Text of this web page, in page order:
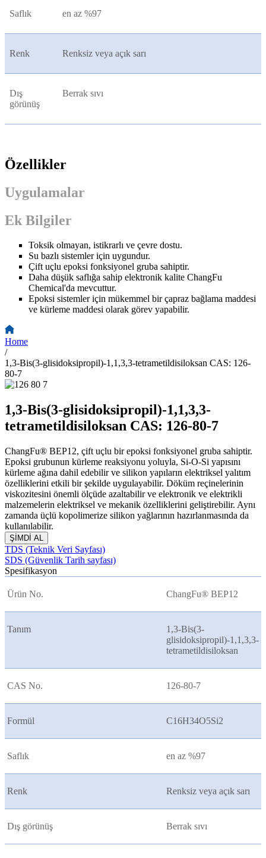
Saflık en az %97
Renk Renksiz veya açık sarı
Dış
görünüş
Berrak sıvı
Özellikler
Uygulamalar
Ek Bilgiler
Toksik olmayan, istikrarlı ve çevre dostu.
Su bazlı sistemler için uygundur.
Çift uçlu epoksi fonksiyonel gruba sahiptir.
Daha düşük saflığa sahip elektronik kalite ChangFu
Chemical'da mevcuttur.
Epoksi sistemler için mükemmel bir çapraz bağlama maddesi
ve kürleme maddesi olarak görev yapabilir.
Home
/
1,3-Bis(3-glisidoksipropil)-1,1,3,3-tetrametildisiloksan CAS: 126-
80-7
1,3-Bis(3-glisidoksipropil)-1,1,3,3-
tetrametildisiloksan CAS: 126-80-7
ChangFu® BEP12, çift uçlu bir epoksi fonksiyonel gruba sahiptir.
Epoksi grubunun kürleme reaksiyonu yoluyla, Si-O-Si yapısını
kürleme ağına dahil edebilir ve silikon yapıların elektriksel yalıtım
özelliklerini etkili bir şekilde uygulayabilir. Döküm reçinelerinin
viskozitesini önemli ölçüde azaltabilir ve elektronik ve elektrikli
malzemelerin elektriksel ve mekanik özelliklerini geliştirebilir. Aynı
zamanda üçlü kopolimerize silikon yağlarının hazırlanmasında da
kullanılabilir.
ŞİMDİ AL
TDS (Teknik Veri Sayfası)
SDS (Güvenlik Tarih sayfası)
Spesifikasyon
Ürün No. ChangFu® BEP12
Tanım
1,3-Bis(3-
glisidoksipropil)-1,1,3,3-
tetrametildisiloksan
CAS No. 126-80-7
Formül C16H34O5Si2
Saflık en az %97
Renk Renksiz veya açık sarı
Dış görünüş Berrak sıvı